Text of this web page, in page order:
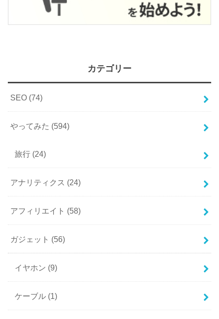
カテゴリー
SEO (74)
やってみた (594)
旅行 (24)
アナリティクス (24)
アフィリエイト (58)
ガジェット (56)
イヤホン (9)
ケーブル (1)